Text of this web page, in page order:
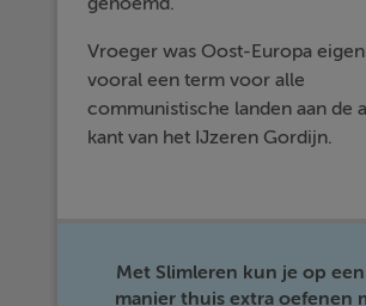
Vroeger was Oost-Europa
vooral een term voor alle
communistische landen aan de
kant van het IJzeren Gordijn.
Met Slimleren kun je op
manier thuis extra oefenen